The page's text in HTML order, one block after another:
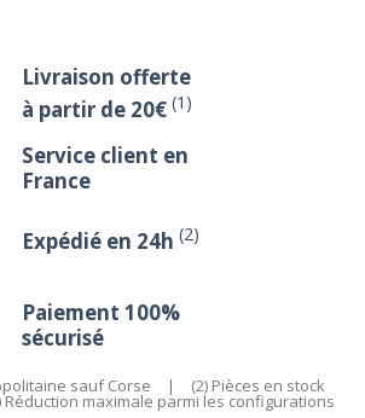
Livraison offerte
à partir de 20€ (1)
Service client en
France
Expédié en 24h (2)
Paiement 100%
sécurisé
sauf Corse | (2) Pièces en stock
Réduction maximale parmi les configurations